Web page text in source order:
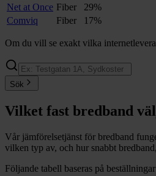
Net at Once Fiber
29%
Comviq
Fiber 17%
Om du vill se exakt vilka
Sök
Vilket fast bredband
Vår jämförelsetjänst för bredband
vilken typ av, och hur snabbt
Följande tabell baseras på